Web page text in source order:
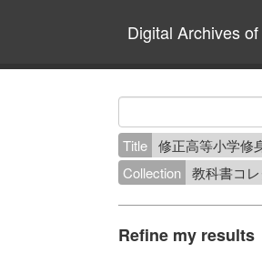
Digital Archives
Title 修正高等小学修
Collection 教科書コ
Refine my results